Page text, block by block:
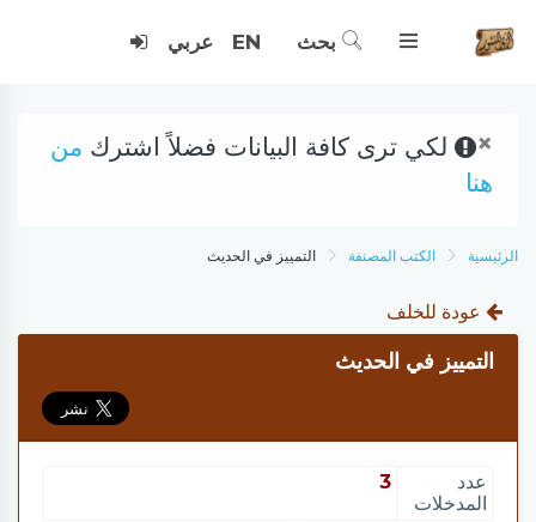
بحث EN عربي
× لكي ترى كافة البيانات فضلاً اشترك من
هنا
الرئيسية الكتب المصنفة التمييز في الحديث
عودة للخلف
التمييز في الحديث
عدد
المدخلات
3